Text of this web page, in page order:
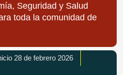
Seguridad y Salud
toda la comunidad de
28 de febrero 2026